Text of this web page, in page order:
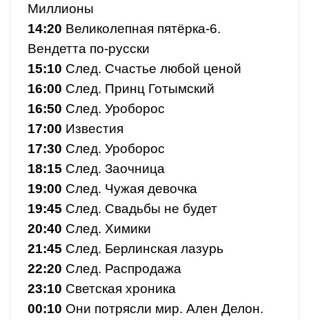
Миллионы
14:20 Великолепная пятёрка-6.
Вендетта по-русски
15:10 След. Счастье любой ценой
16:00 След. Принц Готымский
16:50 След. Уроборос
17:00 Известия
17:30 След. Уроборос
18:15 След. Заочница
19:00 След. Чужая девочка
19:45 След. Свадьбы не будет
20:40 След. Химики
21:45 След. Берлинская лазурь
22:20 След. Распродажа
23:10 Светская хроника
00:10 Они потрясли мир. Ален Делон.